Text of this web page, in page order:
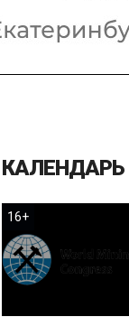
КАЛЕНДАРЬ
16+